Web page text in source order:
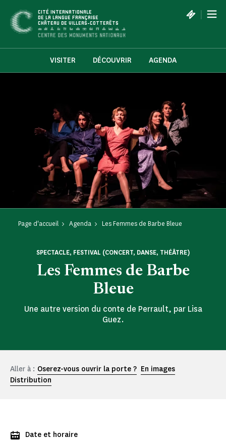
CITÉ INTERNATIONALE
DE LA LANGUE FRANÇAISE
CHÂTEAU DE VILLERS-COTTERÊTS
|
VISITER DÉCOUVRIR AGENDA
Page d'accueil Agenda Les Femmes de Barbe Bleue
Les Femmes de Barbe
Bleue
SPECTACLE, FESTIVAL (CONCERT, DANSE, THÉÂTRE)
Une autre version du conte de Perrault, par Lisa
Guez.
Aller à : Oserez-vous ouvrir la porte ? En images
Distribution
Date et horaire